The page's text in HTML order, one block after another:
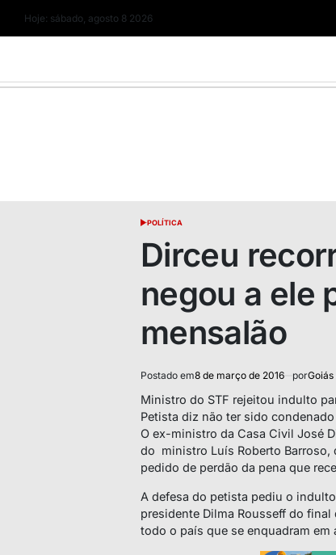
Hoje: sábado, agosto 8 2026
POSTED
POLÍTICA
Dirceu
negou a ele
mensalão
Postado em8 de março de 2016 por
Ministro do STF rejeitou indulto
Petista diz não ter sido
O ex-ministro da Casa Civil José
do ministro Luís Roberto Barroso,
pedido de perdão da pena que
A defesa do petista pediu o
presidente Dilma Rousseff do
todo o país que se enquadram